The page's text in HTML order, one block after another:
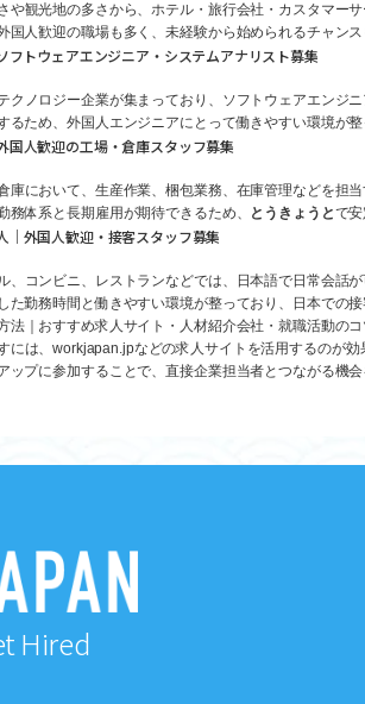
や観光地の多さから、ホテル・旅行会社・カスタマー
人歓迎の職場も多く、未経験から始められるチャンス
フトウェアエンジニア・システムアナリスト募集
クノロジー企業が集まっており、ソフトウェアエンジ
るため、外国人エンジニアにとって働きやすい環境が
国人歓迎の工場・倉庫スタッフ募集
庫において、生産作業、梱包業務、在庫管理などを担
体系と長期雇用が期待できるため、
とうきょうとで
｜外国人歓迎・接客スタッフ募集
コンビニ、レストランなどでは、日本語で日常会話
勤務時間と働きやすい環境が整っており、日本での
法｜おすすめ求人サイト・人材紹介会社・就職活動のコ
には、workjapan.jpなどの求人サイトを活用するのが
ップに参加することで、直接企業担当者とつながる
Hired